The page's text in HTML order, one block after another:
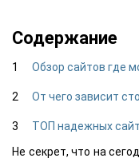
Содержание
Обзор сайтов где
От чего зависит
ТОП надежных
Не секрет, что на